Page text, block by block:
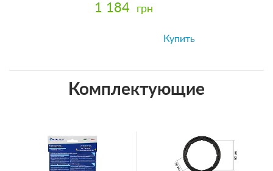
1 184 грн
Купить
Комплектующие